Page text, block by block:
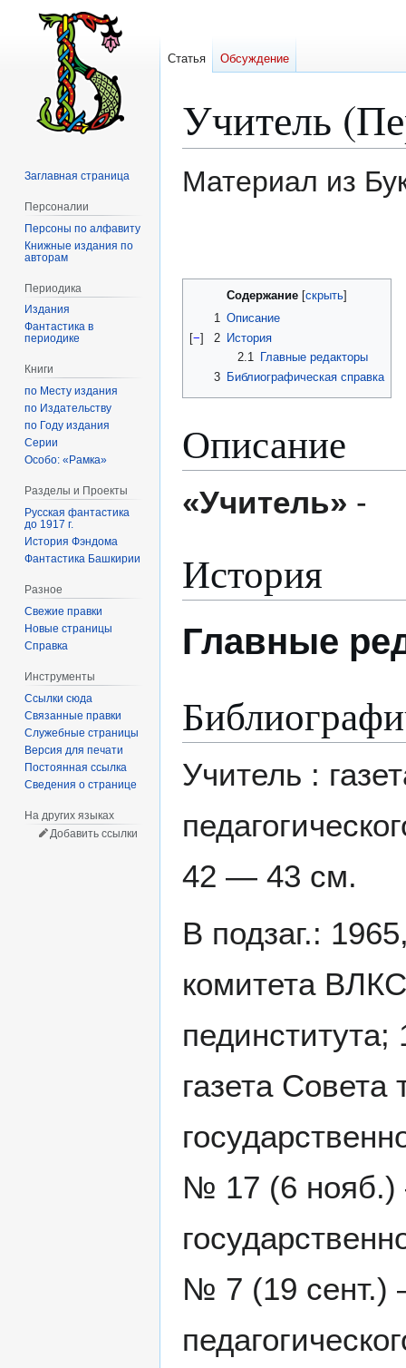
Учитель
Материал из
Содержание
1 Описание
[−] 2
История
2.1
Главные редакторы
3
Библиографическая справка
Описание
«Учитель» -
История
Главные
Учитель :
42 — 43 см.
В подзаг.:
комитета
газета Совета
№ 17 (6 нояб.)
№ 7 (19 сент.)
Статья Обсуждение
Заглавная страница
Персоналии
Персоны по алфавиту
Книжные издания по
авторам
Периодика
Издания
Фантастика в
периодике
Книги
по Месту издания
по Издательству
по Году издания
Серии
Особо: «Рамка»
Разделы и Проекты
Русская фантастика
до 1917 г.
История Фэндома
Фантастика Башкирии
Разное
Свежие правки
Новые страницы
Справка
Инструменты
Ссылки сюда
Связанные правки
Служебные страницы
Версия для печати
Постоянная ссылка
Сведения о странице
На других языках
Добавить ссылки